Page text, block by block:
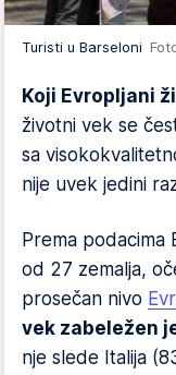
Turisti u Barseloni
Koji Evropljani
životni vek se
sa
nije uvek jedini
Prema podacima
od 27 zemalja,
prosečan nivo
vek zabeležen
nje slede Italija